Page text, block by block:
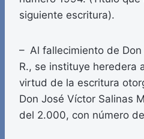
siguiente escritura).
– Al fallecimiento de Don
R., se instituye heredera
virtud de la escritura
Don José Víctor Salinas
del 2.000, con número